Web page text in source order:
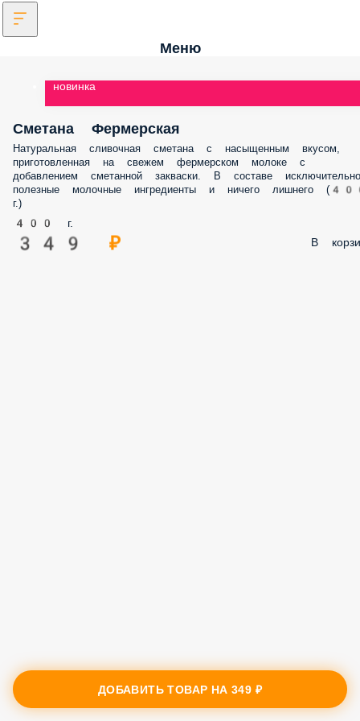
Меню
новинка
Сметана Фермерская
Натуральная сливочная сметана с насыщенным вкусом,
приготовленная на свежем фермерском молоке с добавлением
сметанной закваски. В составе исключительно полезные молочные
ингредиенты и ничего лишнего (400 г.)
400 г.
349 ₽
ДОБАВИТЬ ТОВАР НА349 ₽